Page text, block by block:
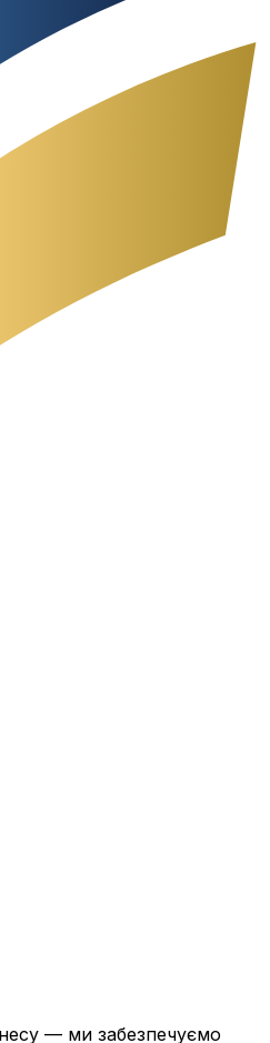
— ми забезпечуємо